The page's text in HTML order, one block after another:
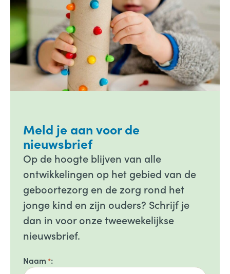
Meld je aan voor de
nieuwsbrief
Op de hoogte blijven van alle
ontwikkelingen op het gebied van de
geboortezorg en de zorg rond het
jonge kind en zijn ouders? Schrijf je
dan in voor onze tweewekelijkse
nieuwsbrief.
Naam *